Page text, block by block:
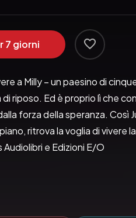
7 giorni
a Milly – un paesino di
riposo. Ed è proprio lì che
forza della speranza. Così
ritrova la voglia di vivere
e Edizioni E/O